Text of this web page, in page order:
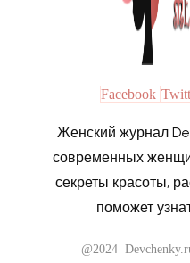
Facebook
Женский журнал
современных
секреты красоты,
поможет
@2024